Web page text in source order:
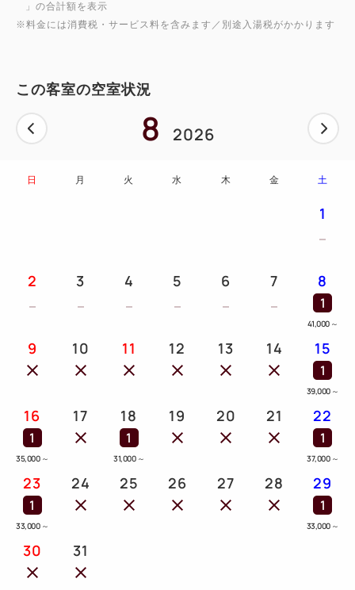
」の合計額を表示
※料金には消費税・サービス料を含みます／別途入湯税がかかります
この客室の空室状況
8 2026
日 月 火 水 木 金 土
1
2 3 4 5 6 7 8
1
41,000 ～
9 10 11 12 13 14 15
1
39,000 ～
16
1
35,000 ～
17 18
1
31,000 ～
19 20 21 22
1
37,000 ～
23
1
33,000 ～
24 25 26 27 28 29
1
33,000 ～
30 31